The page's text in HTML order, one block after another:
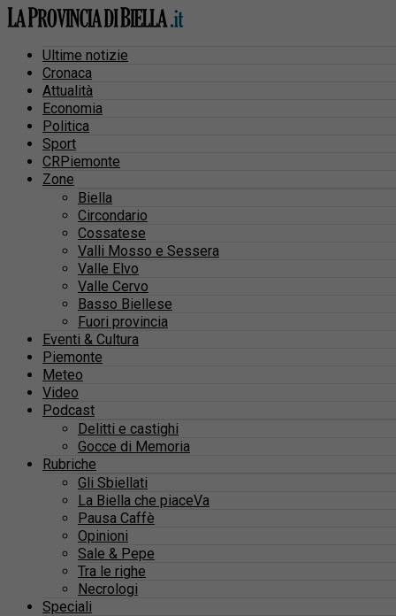
Ultime notizie
Cronaca
Attualità
Economia
Politica
Sport
CRPiemonte
Zone
Biella
Circondario
Cossatese
Valli Mosso e Sessera
Valle Elvo
Valle Cervo
Basso Biellese
Fuori provincia
Eventi & Cultura
Piemonte
Meteo
Video
Podcast
Delitti e castighi
Gocce di Memoria
Rubriche
Gli Sbiellati
La Biella che piaceVa
Pausa Caffè
Opinioni
Sale & Pepe
Tra le righe
Necrologi
Speciali